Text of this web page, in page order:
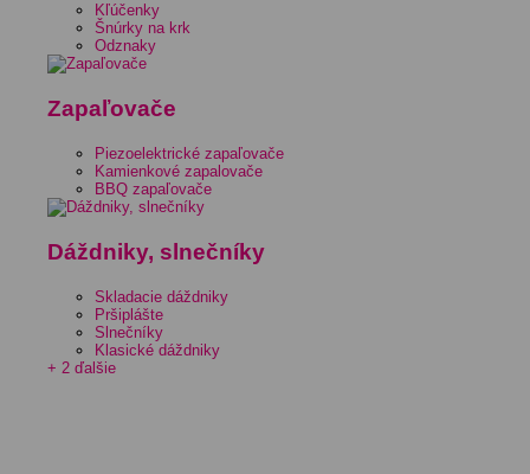
Kľúčenky
Šnúrky na krk
Odznaky
Zapaľovače
Piezoelektrické zapaľovače
Kamienkové zapalovače
BBQ zapaľovače
Dáždniky, slnečníky
Skladacie dáždniky
Pršiplášte
Slnečníky
Klasické dáždniky
+ 2 ďalšie